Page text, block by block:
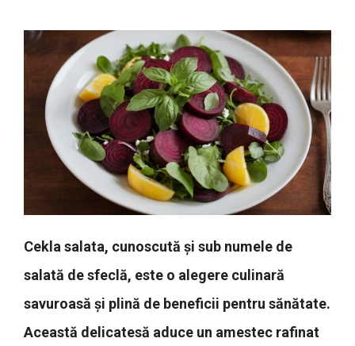
Cekla salata, cunoscută și sub numele de
salată de sfeclă, este o alegere culinară
savuroasă și plină de beneficii pentru sănătate.
Această delicatesă aduce un amestec rafinat